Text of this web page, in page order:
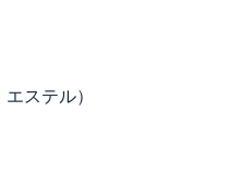
ステル）